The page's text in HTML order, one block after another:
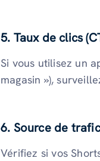
5. Taux de clics
Si vous utilisez un
magasin »),
6. Source de trafic
Vérifiez si vos